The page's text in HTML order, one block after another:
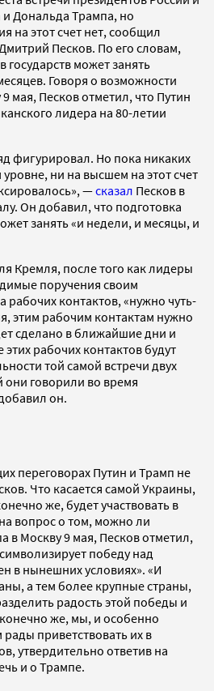
Дональда Трампа, но
на этот счет нет, сообщил
Песков. По его словам,
государств может занять
Говоря о возможности
мая, Песков отметил, что Путин
лидера на 80-летии
фигурировал. Но пока никаких
ни на высшем на этот счет
—сказал Песков в
Он добавил, что подготовка
занять «и недели, и месяцы, и
Кремля, после того как лидеры
поручения своим
контактов, «нужно чуть-
этим рабочим контактам нужно
сделано в ближайшие дни и
этих рабочих контактов будут
той самой встречи двух
они говорили во время
он.
переговорах Путин и Трамп не
Что касается самой Украины,
же, будет участвовать в
вопрос о том, можно ли
в Москву 9 мая, Песков отметил,
победу над
в нынешних условиях». «И
а тем более крупные страны,
радость этой победы и
же, мы, и особенно
приветствовать их в
утвердительно ответив на
и о Трампе.